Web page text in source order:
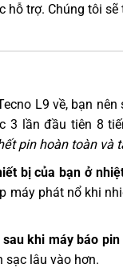
hỗ trợ. Chúng tôi
L9 về, bạn nên
3 lần đầu tiên 8
pin hoàn toàn
bị của bạn ở
máy phát nổ khi
sau khi máy báo pin
sạc lâu vào hơn.